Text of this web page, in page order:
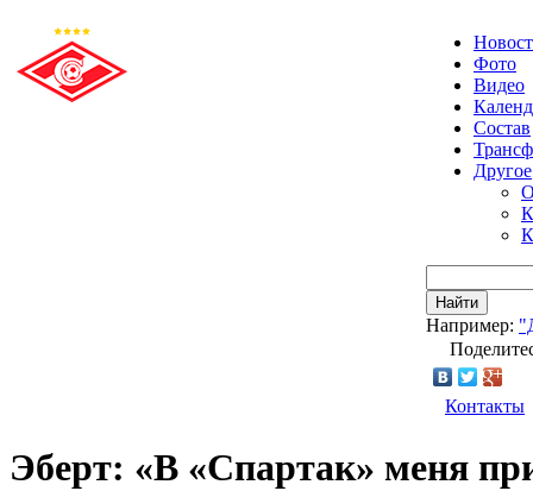
Фото
Видео
Состав
Другое
Найти
Например:
Контакты
Эберт: «В «Спартак» меня